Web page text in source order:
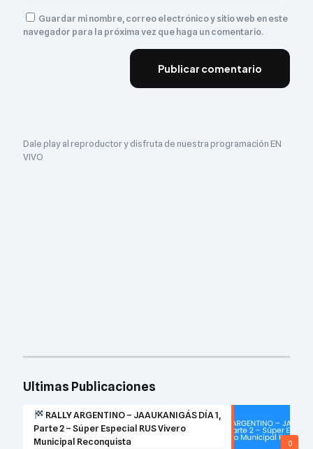
Guardar mi nombre, correo electrónico y sitio web en este
navegador para la próxima vez que haga un comentario.
Dale play al reproductor y disfruta de nuestra programación EN
VIVO
Ultimas Publicaciones
0
RALLY ARGENTINO – JAAUKANIGÁS DÍA 1,
Parte 2 – Súper Especial RUS Vivero
Municipal Reconquista